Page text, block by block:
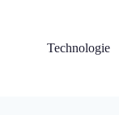
Technologie